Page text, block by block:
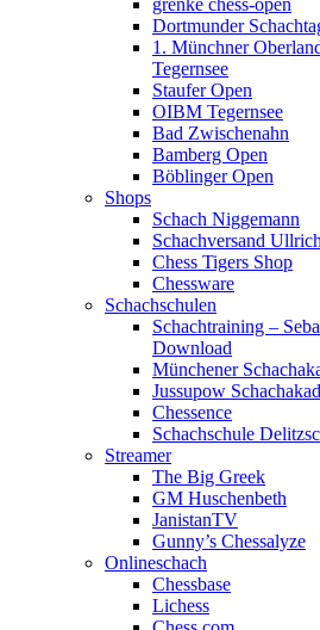
Dortmunder
1. Münchner
Tegernsee
Staufer Open
OIBM Tegernsee
Bad Zwischenahn
Bamberg Open
Böblinger Open
Shops
Schach Niggemann
Schachversand Ullrich
Chess Tigers Shop
Chessware
Schachschulen
Schachtraining –
Download
Münchener
Jussupow
Chessence
Schachschule
Streamer
The Big Greek
GM Huschenbeth
JanistanTV
Gunny’s Chessalyze
Onlineschach
Chessbase
Lichess